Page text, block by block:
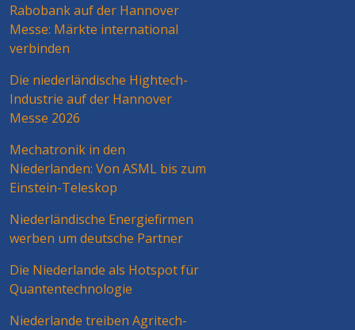
Rabobank auf der Hannover
Messe: Märkte international
verbinden
Die niederländische Hightech-
Industrie auf der Hannover
Messe 2026
Mechatronik in den
Niederlanden: Von ASML bis zum
Einstein-Teleskop
Niederländische Energiefirmen
werben um deutsche Partner
Die Niederlande als Hotspot für
Quantentechnologie
Niederlande treiben Agritech-